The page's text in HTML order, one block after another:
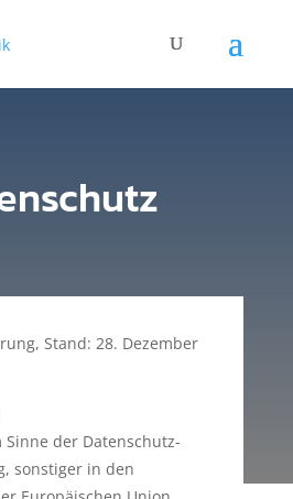
Stand: 28. Dezember
der Datenschutz-
sonstiger in den